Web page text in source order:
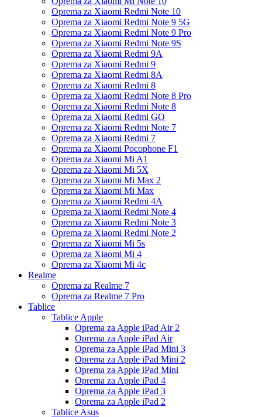
Oprema za Xiaomi Redmi Note 10
Oprema za Xiaomi Redmi Note 9 5G
Oprema za Xiaomi Redmi Note 9 Pro
Oprema za Xiaomi Redmi Note 9S
Oprema za Xiaomi Redmi 9A
Oprema za Xiaomi Redmi 9
Oprema za Xiaomi Redmi 8A
Oprema za Xiaomi Redmi 8
Oprema za Xiaomi Redmi Note 8 Pro
Oprema za Xiaomi Redmi Note 8
Oprema za Xiaomi Redmi GO
Oprema za Xiaomi Redmi Note 7
Oprema za Xiaomi Redmi 7
Oprema za Xiaomi Pocophone F1
Oprema za Xiaomi Mi A1
Oprema za Xiaomi Mi 5X
Oprema za Xiaomi Mi Max 2
Oprema za Xiaomi Mi Max
Oprema za Xiaomi Redmi 4A
Oprema za Xiaomi Redmi Note 4
Oprema za Xiaomi Redmi Note 3
Oprema za Xiaomi Redmi Note 2
Oprema za Xiaomi Mi 5s
Oprema za Xiaomi Mi 4
Oprema za Xiaomi Mi 4c
Realme
Oprema za Realme 7
Oprema za Realme 7 Pro
Tablice
Tablice Apple
Oprema za Apple iPad Air 2
Oprema za Apple iPad Air
Oprema za Apple iPad Mini 3
Oprema za Apple iPad Mini 2
Oprema za Apple iPad Mini
Oprema za Apple iPad 4
Oprema za Apple iPad 3
Oprema za Apple iPad 2
Tablice Asus